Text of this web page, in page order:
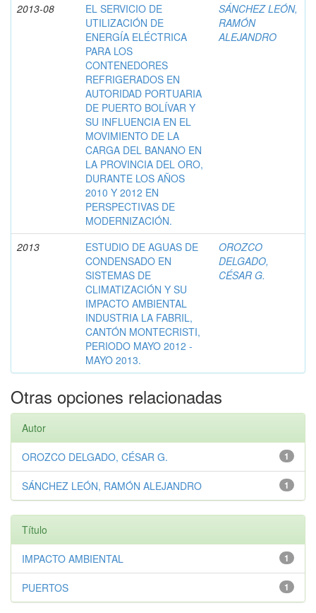
2013-08
EL SERVICIO DE
UTILIZACIÓN DE
ENERGÍA ELÉCTRICA
PARA LOS
CONTENEDORES
REFRIGERADOS EN
AUTORIDAD PORTUARIA
DE PUERTO BOLÍVAR Y
SU INFLUENCIA EN EL
MOVIMIENTO DE LA
CARGA DEL BANANO EN
LA PROVINCIA DEL ORO,
DURANTE LOS AÑOS
2010 Y 2012 EN
PERSPECTIVAS DE
MODERNIZACIÓN.
SÁNCHEZ LEÓN,
RAMÓN
ALEJANDRO
2013
ESTUDIO DE AGUAS DE
CONDENSADO EN
SISTEMAS DE
CLIMATIZACIÓN Y SU
IMPACTO AMBIENTAL
INDUSTRIA LA FABRIL,
CANTÓN MONTECRISTI,
PERIODO MAYO 2012 -
MAYO 2013.
OROZCO
DELGADO,
CÉSAR G.
Otras opciones relacionadas
Autor
1
OROZCO DELGADO, CÉSAR G.
1
SÁNCHEZ LEÓN, RAMÓN ALEJANDRO
Título
1
IMPACTO AMBIENTAL
1
PUERTOS